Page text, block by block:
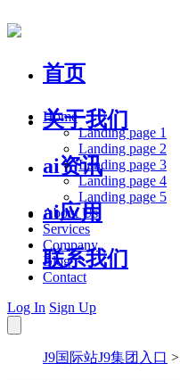
首页
关于我们
ai资讯
ai应用
联系我们
Home
Landing page 1
Landing page 2
Landing page 3
Landing page 4
Landing page 5
About Us
Services
Company
Blog
Contact
Log In Sign Up
J9国际站J9集团入口 >